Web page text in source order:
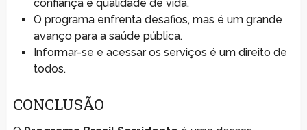
confiança e qualidade de vida.
O programa enfrenta desafios, mas é um grande
avanço para a saúde pública.
Informar-se e acessar os serviços é um direito de
todos.
CONCLUSÃO